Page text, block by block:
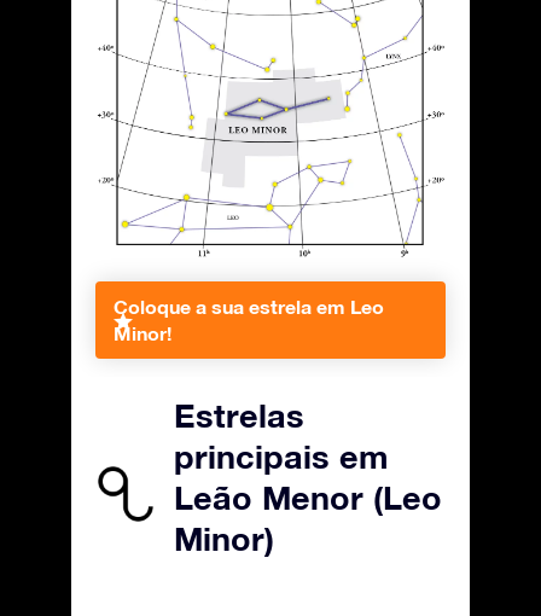
Coloque a sua estrela em Leo
Minor!
Estrelas
principais em
Leão Menor (Leo
Minor)